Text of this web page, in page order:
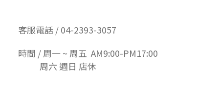
客服電話 / 04-2393-3057
時間 / 周一 ~ 周五 AM9:00-PM17:00
周六 週日 店休